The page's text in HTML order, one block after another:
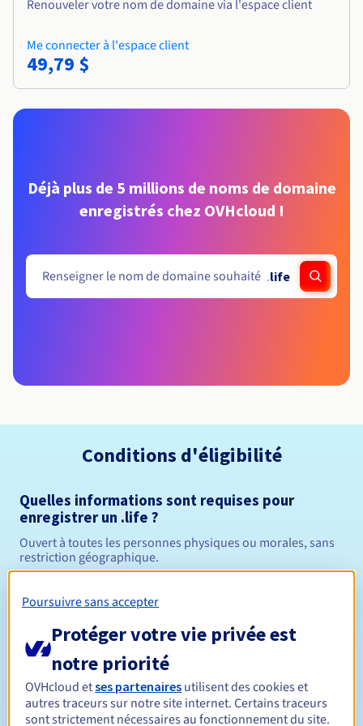
Renouveler votre nom de domaine via l'espace client
Me connecter à l'espace client
49,79 $
Déjà plus de 5 millions de noms de domaine
enregistrés chez OVHcloud !
.life
Conditions d'éligibilité
Quelles informations sont requises pour
enregistrer un .life ?
Ouvert à toutes les personnes physiques ou morales, sans
restriction géographique.
Règles de gestion et notifications
Durée de réservation Entre 1 et 10 ans
Durée de renouvellement Entre 1 et 10 ans
Poursuivre sans accepter
Protéger votre vie privée est
notre priorité
OVHcloud etses partenaires utilisent des cookies et
autres traceurs sur notre site internet. Certains traceurs
sont strictement nécessaires au fonctionnement du site.